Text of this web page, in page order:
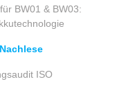
BW01 & BW03:
ISO